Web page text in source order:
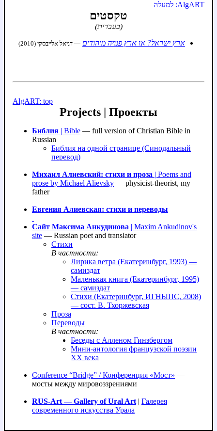
AlgART: למעלה
טקסטים
(בעברית)
ארץ ישראל? או ארץ פנויה מיהודים — דניאל אלייבסקי (2010)
AlgART: top
Projects | Проекты
Библия | Bible — full version of Christian Bible in
Russian
Библия на одной странице (Синодальный
перевод)
Михаил Алиевский: стихи и проза | Poems and
prose by Michael Alievsky — physicist-theorist, my
father
Евгения Алиевская: стихи и переводы
Сайт Максима Анкудинова | Maxim Ankudinov's
site — Russian poet and translator
Стихи
В частности:
Лирика ветра (Екатеринбург, 1993) —
самиздат
Маленькая книга (Екатеринбург, 1995)
— самиздат
Стихи (Екатеринбург, ИГНЫПС, 2008)
— сост. В. Тхоржевская
Проза
Переводы
В частности:
Беседы с Алленом Гинзбергом
Мини-антология французской поэзии
XX века
Conference “Bridge” / Конференция «Мост» —
мосты между мировоззрениями
RUS-Art — Gallery of Ural Art | Галерея
современного искусства Урала